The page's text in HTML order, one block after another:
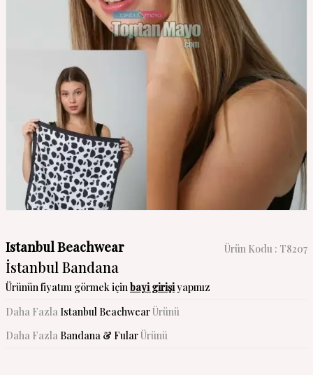
Istanbul Beachwear Ürün Kodu : T8207
İstanbul Bandana
Ürünün fiyatını görmek içinbayi girişiyapınız
Daha Fazla Istanbul BeachwearÜrünü
Daha Fazla Bandana & FularÜrünü